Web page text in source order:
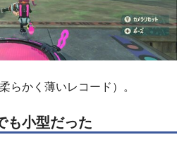
らかく薄いレコード）。
小型だった